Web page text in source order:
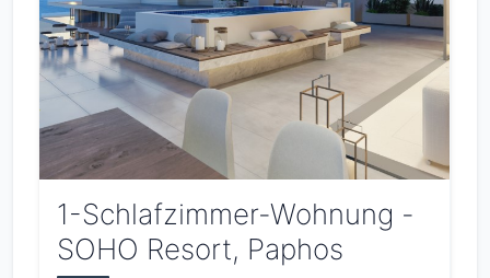
1-Schlafzimmer-Wohnung -
SOHO Resort, Paphos